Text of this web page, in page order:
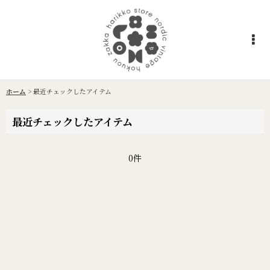
ホーム > 最近チェックしたアイテム
最近チェックしたアイテム
0件